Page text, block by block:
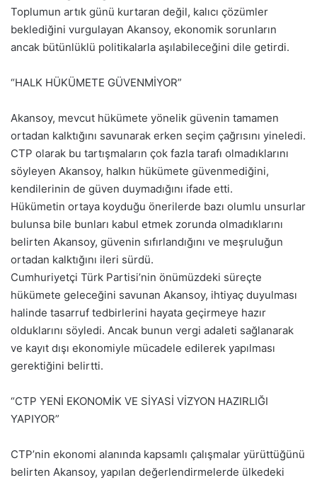
Toplumun artık günü kurtaran değil, kalıcı çözümler
beklediğini vurgulayan Akansoy, ekonomik sorunların
ancak bütünlüklü politikalarla aşılabileceğini dile getirdi.
“HALK HÜKÜMETE GÜVENMİYOR”
Akansoy, mevcut hükümete yönelik güvenin tamamen
ortadan kalktığını savunarak erken seçim çağrısını yineledi.
CTP olarak bu tartışmaların çok fazla tarafı olmadıklarını
söyleyen Akansoy, halkın hükümete güvenmediğini,
kendilerinin de güven duymadığını ifade etti.
Hükümetin ortaya koyduğu önerilerde bazı olumlu unsurlar
bulunsa bile bunları kabul etmek zorunda olmadıklarını
belirten Akansoy, güvenin sıfırlandığını ve meşruluğun
ortadan kalktığını ileri sürdü.
Cumhuriyetçi Türk Partisi’nin önümüzdeki süreçte
hükümete geleceğini savunan Akansoy, ihtiyaç duyulması
halinde tasarruf tedbirlerini hayata geçirmeye hazır
olduklarını söyledi. Ancak bunun vergi adaleti sağlanarak
ve kayıt dışı ekonomiyle mücadele edilerek yapılması
gerektiğini belirtti.
“CTP YENİ EKONOMİK VE SİYASİ VİZYON HAZIRLIĞI
YAPIYOR”
CTP’nin ekonomi alanında kapsamlı çalışmalar yürüttüğünü
belirten Akansoy, yapılan değerlendirmelerde ülkedeki